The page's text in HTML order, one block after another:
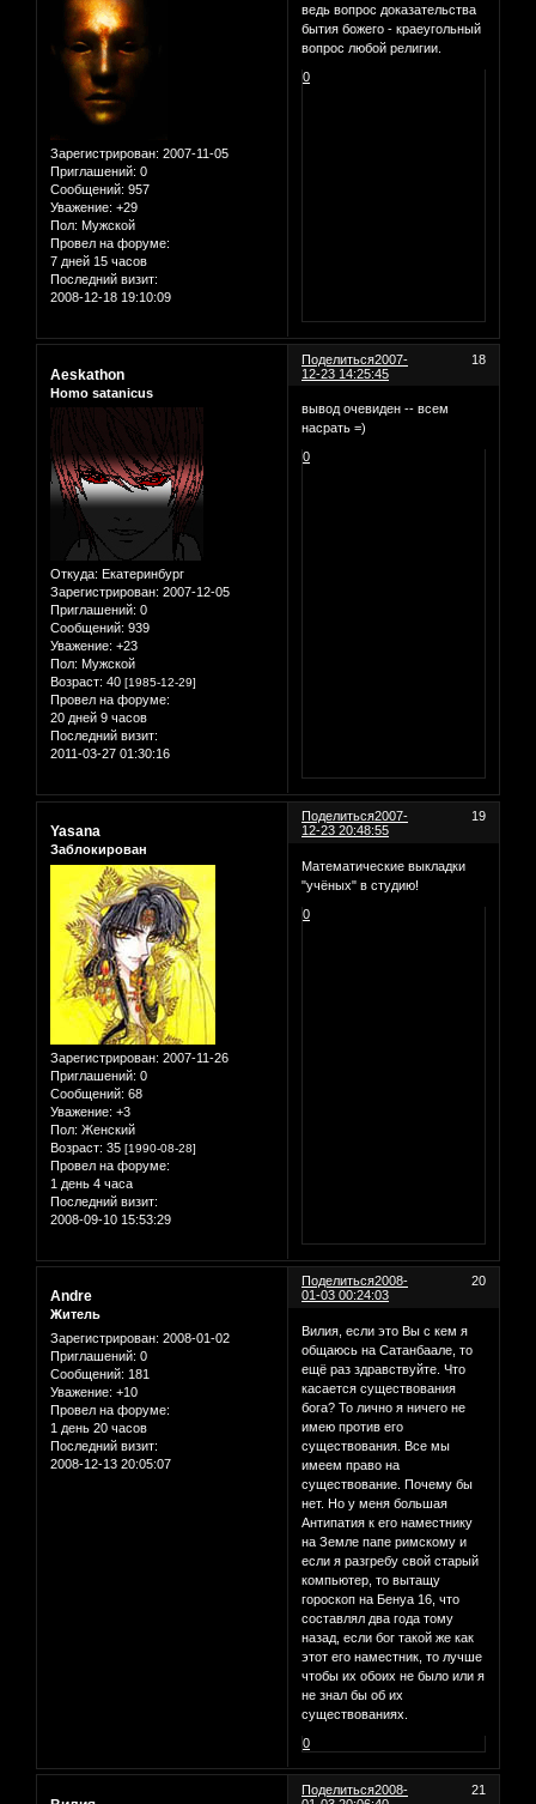
Зарегистрирован: 2007-11-05
Приглашений: 0
Сообщений: 957
Уважение: +29
Пол: Мужской
Провел на форуме:
7 дней 15 часов
Последний визит:
2008-12-18 19:10:09
ведь вопрос доказательства
бытия божего - краеугольный
вопрос любой религии.
0
Поделиться 18
2007-
12-23 14:25:45
Aeskathon
Homo satanicus
Откуда: Екатеринбург
Зарегистрирован: 2007-12-05
Приглашений: 0
Сообщений: 939
Уважение: +23
Пол: Мужской
Возраст: 40 [1985-12-29]
Провел на форуме:
20 дней 9 часов
Последний визит:
2011-03-27 01:30:16
вывод очевиден -- всем
насрать =)
0
Поделиться 19
2007-
12-23 20:48:55
Yasana
Заблокирован
Зарегистрирован: 2007-11-26
Приглашений: 0
Сообщений: 68
Уважение: +3
Пол: Женский
Возраст: 35 [1990-08-28]
Провел на форуме:
1 день 4 часа
Последний визит:
2008-09-10 15:53:29
Математические выкладки
"учёных" в студию!
0
Поделиться 20
2008-
01-03 00:24:03
Andre
Житель
Зарегистрирован: 2008-01-02
Приглашений: 0
Сообщений: 181
Уважение: +10
Провел на форуме:
1 день 20 часов
Последний визит:
2008-12-13 20:05:07
Вилия, если это Вы с кем я
общаюсь на Сатанбаале, то
ещё раз здравствуйте. Что
касается существования
бога? То лично я ничего не
имею против его
существования. Все мы
имеем право на
существование. Почему бы
нет. Но у меня большая
Антипатия к его наместнику
на Земле папе римскому и
если я разгребу свой старый
компьютер, то вытащу
гороскоп на Бенуа 16, что
составлял два года тому
назад, если бог такой же как
этот его наместник, то лучше
чтобы их обоих не было или я
не знал бы об их
существованиях.
0
Поделиться 21
2008-